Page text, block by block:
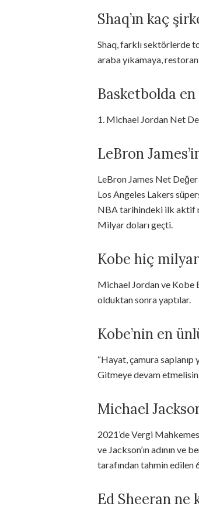
Shaq’ın kaç
Shaq, farklı sektörlerde
araba yıkamaya,
Basketbolda
1. Michael Jordan Net
LeBron
LeBron James Net
Los Angeles Lakers
NBA tarihindeki ilk aktif
Milyar doları geçti.
Kobe hiç
Michael Jordan ve Kobe
olduktan sonra yaptılar.
Kobe’nin en
“Hayat, çamura saplanıp
Gitmeye devam
Michael
2021’de Vergi
ve Jackson’ın adının ve
tarafından tahmin
Ed Sheeran ne